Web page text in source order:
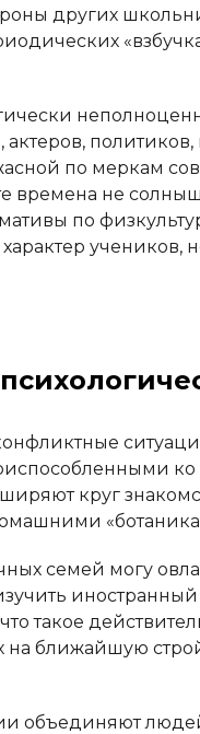
других
актеров,
по меркам
времена не
по
круг
семей могу
такое
на ближайшую
объединяют